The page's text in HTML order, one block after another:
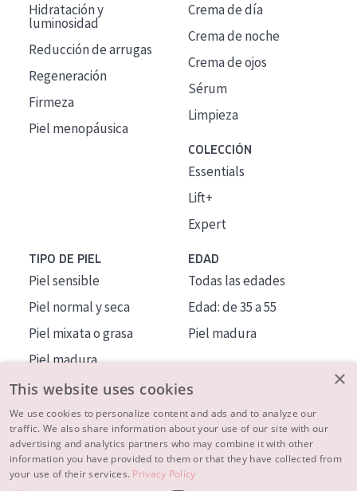
Hidratación y
luminosidad
Reducción de arrugas
Regeneración
Firmeza
Piel menopáusica
Crema de día
Crema de noche
Crema de ojos
Sérum
Limpieza
COLECCIÓN
Essentials
Lift+
Expert
TIPO DE PIEL
Piel sensible
Piel normal y seca
Piel mixata o grasa
Piel madura
Piel expuesta al sol
Piel menopáusica
EDAD
Todas las edades
Edad: de 35 a 55
Piel madura
MÁS SOBRE NOSOTROS
INSPIRACIÓN
×
This website uses cookies
We use cookies to personalize content and ads and to analyze our
traffic. We also share information about your use of our site with our
advertising and analytics partners who may combine it with other
information you have provided to them or that they have collected from
your use of their services. Privacy Policy